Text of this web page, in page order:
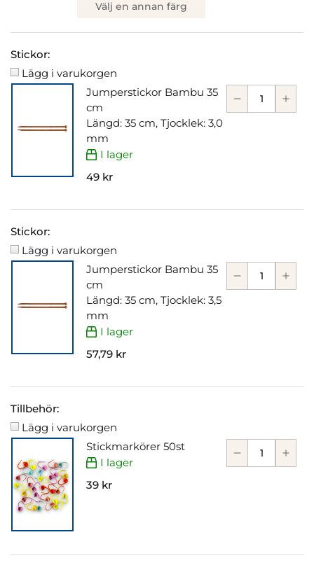
Välj en annan färg
Stickor:
Lägg i varukorgen
Jumperstickor Bambu 35
cm
Längd: 35 cm, Tjocklek: 3,0
mm
I lager
49 kr
Stickor:
Lägg i varukorgen
Jumperstickor Bambu 35
cm
Längd: 35 cm, Tjocklek: 3,5
mm
I lager
57,79 kr
Tillbehör:
Lägg i varukorgen
Stickmarkörer 50st
I lager
39 kr